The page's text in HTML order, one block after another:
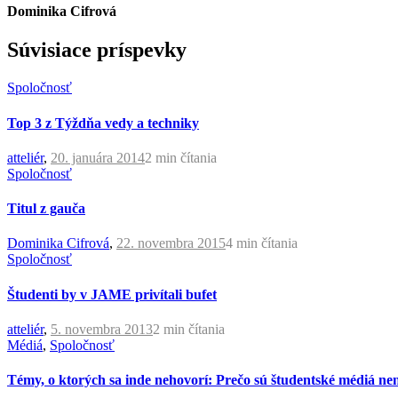
Dominika Cifrová
Súvisiace príspevky
Spoločnosť
Top 3 z Týždňa vedy a techniky
atteliér, 20. januára 20142 min čítania
Spoločnosť
Titul z gauča
Dominika Cifrová, 22. novembra 20154 min čítania
Spoločnosť
Študenti by v JAME privítali bufet
atteliér, 5. novembra 20132 min čítania
Médiá, Spoločnosť
Témy, o ktorých sa inde nehovorí: Prečo sú študentské médiá